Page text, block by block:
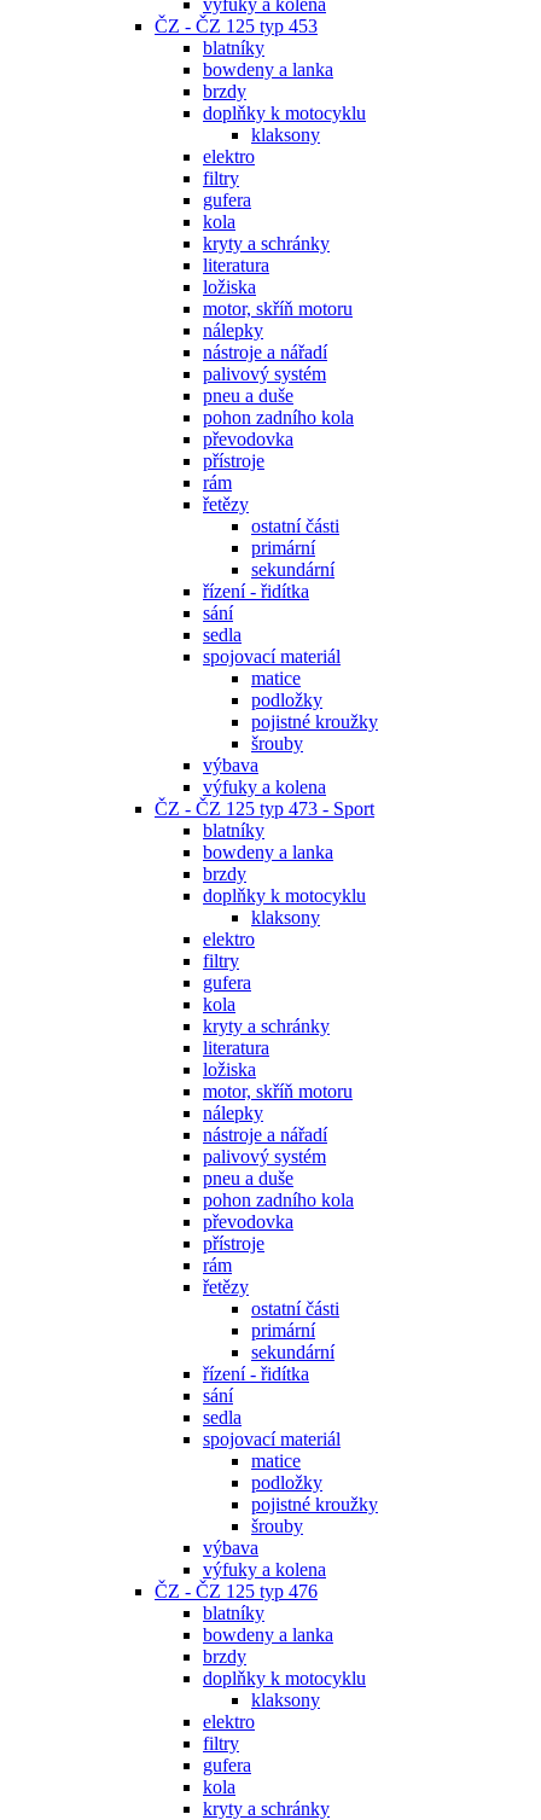
ČZ - ČZ 125 typ 453
blatníky
bowdeny a lanka
brzdy
doplňky k motocyklu
klaksony
elektro
filtry
gufera
kola
kryty a schránky
literatura
ložiska
motor, skříň motoru
nálepky
nástroje a nářadí
palivový systém
pneu a duše
pohon zadního kola
převodovka
přístroje
rám
řetězy
ostatní části
primární
sekundární
řízení - řidítka
sání
sedla
spojovací materiál
matice
podložky
pojistné kroužky
šrouby
výbava
výfuky a kolena
ČZ - ČZ 125 typ 473 - Sport
blatníky
bowdeny a lanka
brzdy
doplňky k motocyklu
klaksony
elektro
filtry
gufera
kola
kryty a schránky
literatura
ložiska
motor, skříň motoru
nálepky
nástroje a nářadí
palivový systém
pneu a duše
pohon zadního kola
převodovka
přístroje
rám
řetězy
ostatní části
primární
sekundární
řízení - řidítka
sání
sedla
spojovací materiál
matice
podložky
pojistné kroužky
šrouby
výbava
výfuky a kolena
ČZ - ČZ 125 typ 476
blatníky
bowdeny a lanka
brzdy
doplňky k motocyklu
klaksony
elektro
filtry
gufera
kola
kryty a schránky